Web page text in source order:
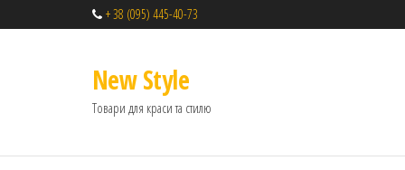
+ 38 (095) 445-40-73
New Style
Товари для краси та стилю